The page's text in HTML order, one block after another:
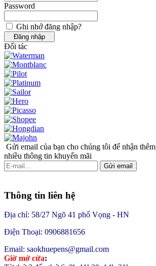
Password
Ghi nhớ đăng nhập?
Đối tác
Gửi email của bạn cho chúng tôi để nhận thêm
nhiều thông tin khuyến mãi
Gửi email
Thông tin liên hệ
Địa chỉ: 58/27 Ngõ 41 phố Vọng - HN
Điện Thoại: 0906881656
Email: saokhuepens@gmail.com
Giờ mở cửa: